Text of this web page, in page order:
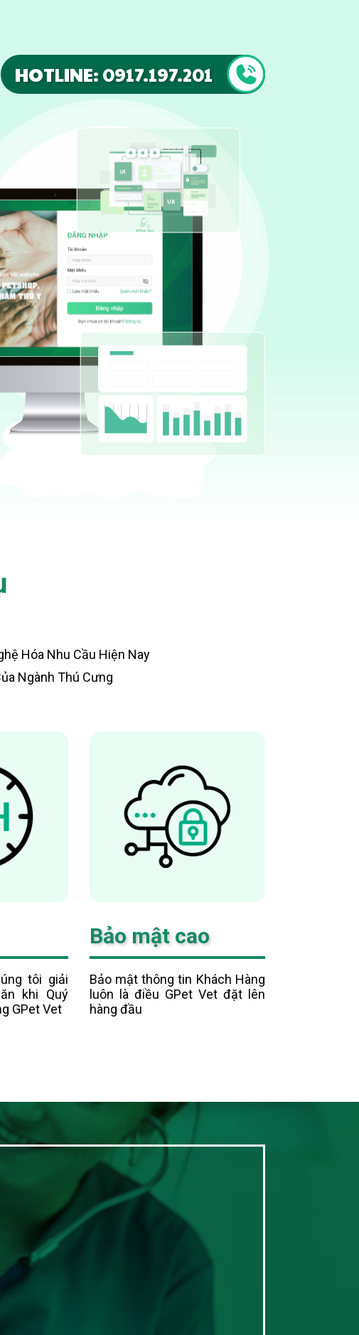
HOTLINE: 0917.197.201
Hóa Nhu Cầu Hiện Nay
Ngành Thú Cưng
tôi giải
khi Quý
GPet Vet
Bảo mật cao
Bảo mật thông tin Khách Hàng
luôn là điều GPet Vet đặt lên
hàng đầu